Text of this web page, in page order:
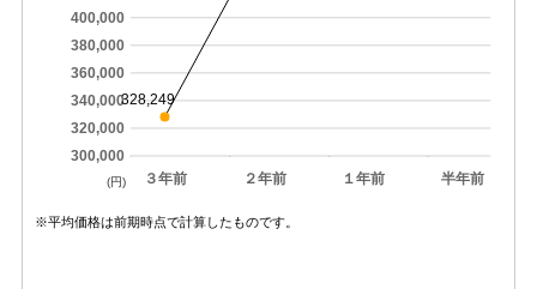
３年前 ２年前 １年前 半年前
300,000
320,000
340,000
360,000
380,000
400,000
328,249
(円)
※平均価格は前期時点で計算したものです。